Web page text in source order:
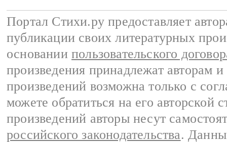
Портал Стихи.ру предоставляет
публикации своих литературных
основании пользовательского
произведения принадлежат авторам
произведений возможна только с
можете обратиться на его авторской
произведений авторы несут
российского законодательства.